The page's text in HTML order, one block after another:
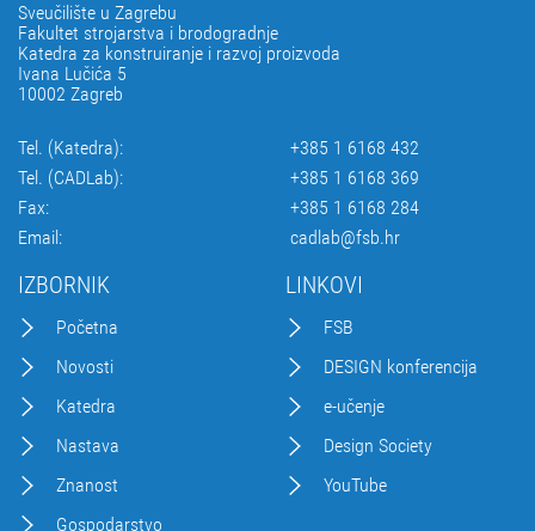
Sveučilište u Zagrebu
Fakultet strojarstva i brodogradnje
Katedra za konstruiranje i razvoj proizvoda
Ivana Lučića 5
10002 Zagreb
Tel. (Katedra):
+385 1 6168 432
Tel. (CADLab):
+385 1 6168 369
Fax:
+385 1 6168 284
Email:
cadlab@fsb.hr
IZBORNIK
Početna
Novosti
Katedra
Nastava
Znanost
Gospodarstvo
LINKOVI
FSB
DESIGN konferencija
e-učenje
Design Society
YouTube